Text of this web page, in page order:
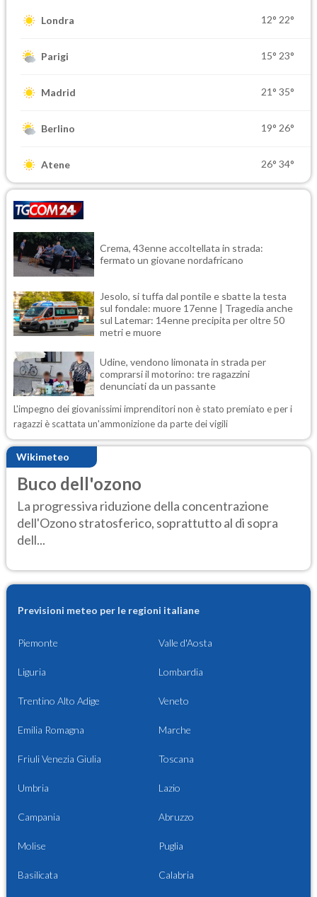
Londra 12° 22°
Parigi 15° 23°
Madrid 21° 35°
Berlino 19° 26°
Atene 26° 34°
Crema, 43enne accoltellata in strada:
fermato un giovane nordafricano
Jesolo, si tuffa dal pontile e sbatte la testa
sul fondale: muore 17enne | Tragedia anche
sul Latemar: 14enne precipita per oltre 50
metri e muore
Udine, vendono limonata in strada per
comprarsi il motorino: tre ragazzini
denunciati da un passante
L'impegno dei giovanissimi imprenditori non è stato premiato e per i
ragazzi è scattata un'ammonizione da parte dei vigili
Wikimeteo
Buco dell'ozono
La progressiva riduzione della concentrazione
dell'Ozono stratosferico, soprattutto al di sopra
dell...
Previsioni meteo per le regioni italiane
Piemonte Valle d'Aosta
Liguria Lombardia
Trentino Alto Adige Veneto
Emilia Romagna Marche
Friuli Venezia Giulia Toscana
Umbria Lazio
Campania Abruzzo
Molise Puglia
Basilicata Calabria